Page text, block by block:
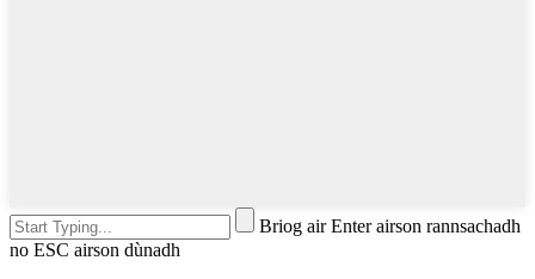
Briog air Enter airson rannsachadh
no ESC airson dùnadh